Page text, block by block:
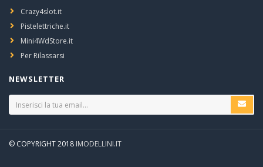
Crazy4slot.it
Pistelettriche.it
Mini4WdStore.it
Per Rilassarsi
NEWSLETTER
© COPYRIGHT 2018 IMODELLINI.IT